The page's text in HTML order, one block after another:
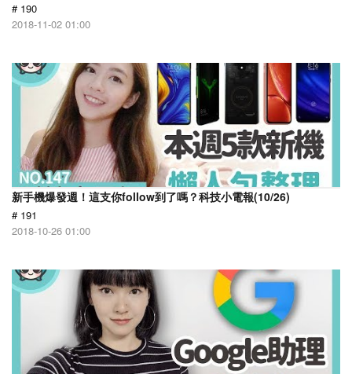
# 190
2018-11-02 01:00
新手機爆發週！這支你follow到了嗎？科技小電報(10/26)
# 191
2018-10-26 01:00